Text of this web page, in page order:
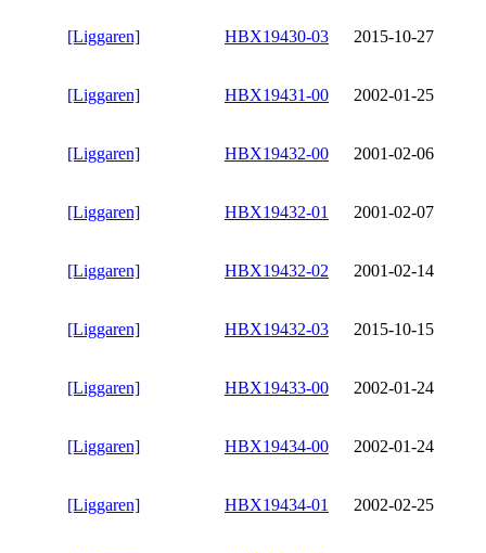
[Liggaren] HBX19430-03 2015-10-27
[Liggaren] HBX19431-00 2002-01-25
[Liggaren] HBX19432-00 2001-02-06
[Liggaren] HBX19432-01 2001-02-07
[Liggaren] HBX19432-02 2001-02-14
[Liggaren] HBX19432-03 2015-10-15
[Liggaren] HBX19433-00 2002-01-24
[Liggaren] HBX19434-00 2002-01-24
[Liggaren] HBX19434-01 2002-02-25